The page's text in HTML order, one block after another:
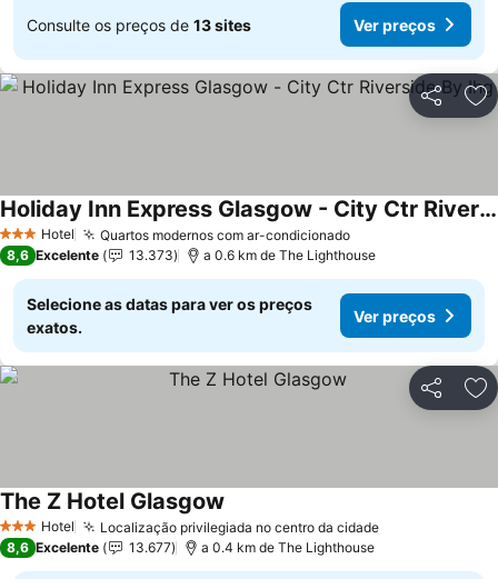
Consulte os preços de 13 sites Ver preços
Partilhar
3 EstrelasHotel Quartos modernos com ar-condicionado
Holiday Inn Express Glasgow - City Ctr Riverside By Ihg
8,6 Excelente 13.373 a 0.6 km de The Lighthouse
Selecione as datas para ver os preços
exatos.
Ver preços
Partilhar
3 EstrelasHotel Localização privilegiada no centro da cidade
The Z Hotel Glasgow
8,6 Excelente 13.677 a 0.4 km de The Lighthouse